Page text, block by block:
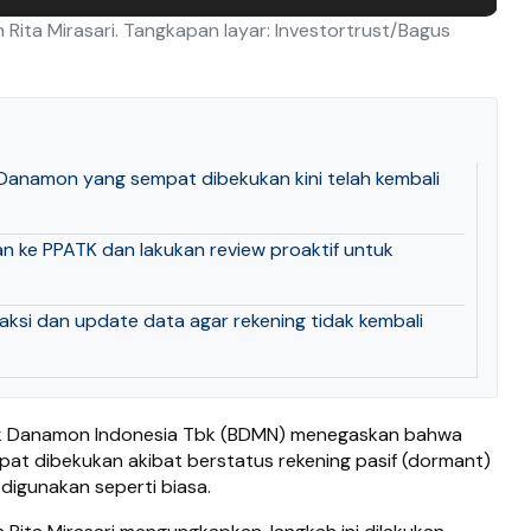
Mirasari. Tangkapan layar: Investortrust/Bagus
yang sempat dibekukan kini telah kembali
ke PPATK dan lakukan review proaktif untuk
dan update data agar rekening tidak kembali
Danamon Indonesia Tbk (BDMN) menegaskan bahwa
dibekukan akibat berstatus rekening pasif (dormant)
seperti biasa.